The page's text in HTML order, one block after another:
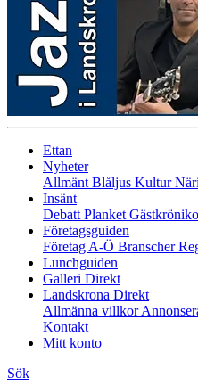
Ettan
Nyheter
Allmänt Blåljus Kultur
Insänt
Debatt Planket
Företagsguiden
Företag A-Ö Branscher
Lunchguiden
Galleri Direkt
Landskrona Direkt
Allmänna villkor
Kontakt
Mitt konto
Sök